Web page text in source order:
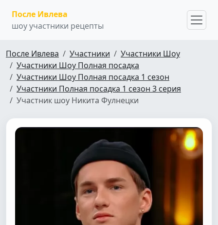
После Ивлева
шоу участники рецепты
После Ивлева Участники
Участники Шоу
Участники Шоу Полная посадка
Участники Шоу Полная посадка 1 сезон
Участники Полная посадка 1 сезон 3 серия
Участник шоу Никита Фулнецки